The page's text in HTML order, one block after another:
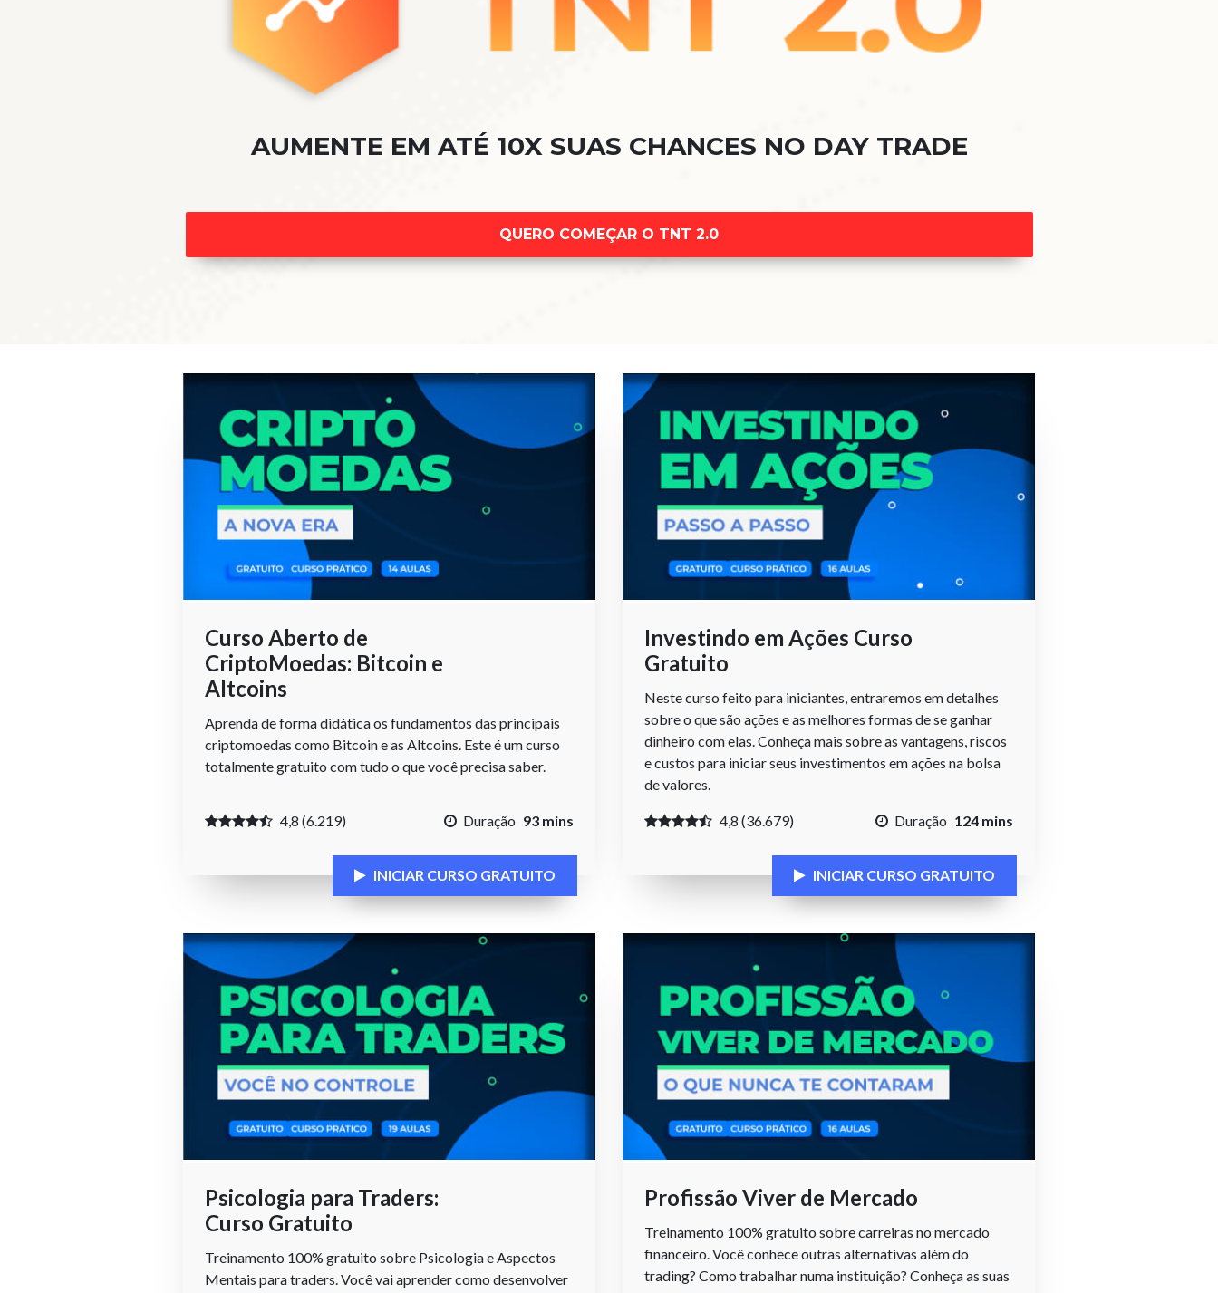
AUMENTE EM ATÉ 10X SUAS CHANCES NO DAY TRADE
QUERO COMEÇAR O TNT 2.0
Curso Aberto de
CriptoMoedas: Bitcoin e
Altcoins
Aprenda de forma didática os fundamentos das principais
criptomoedas como Bitcoin e as Altcoins. Este é um curso
totalmente gratuito com tudo o que você precisa saber.
4,8 (6.219) Duração 93 mins
INICIAR CURSO GRATUITO
Investindo em Ações Curso
Gratuito
Neste curso feito para iniciantes, entraremos em detalhes
sobre o que são ações e as melhores formas de se ganhar
dinheiro com elas. Conheça mais sobre as vantagens, riscos
e custos para iniciar seus investimentos em ações na bolsa
de valores.
4,8 (36.679) Duração 124 mins
INICIAR CURSO GRATUITO
Psicologia para Traders:
Curso Gratuito
Treinamento 100% gratuito sobre Psicologia e Aspectos
Mentais para traders. Você vai aprender como desenvolver
Profissão Viver de Mercado
Treinamento 100% gratuito sobre carreiras no mercado
financeiro. Você conhece outras alternativas além do
trading? Como trabalhar numa instituição? Conheça as suas